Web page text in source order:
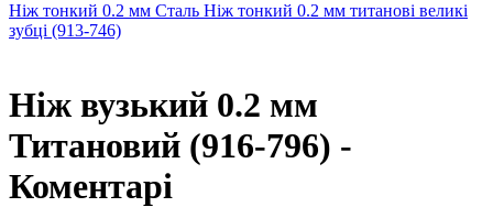
Ніж тонкий 0.2 мм Сталь Ніж тонкий 0.2 мм титанові великі
зубці (913-746)
Ніж вузький 0.2 мм
Титановий (916-796) -
Коментарі